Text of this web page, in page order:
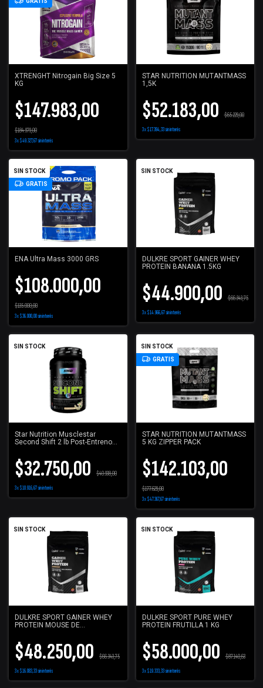
XTRENGHT Nitrogain Big Size 5
KG
$147.983,00
$184.979,00
3x$49.327,67sin interés
STAR NUTRITION MUTANTMASS
1,5K
$52.183,00 $65.229,00
3x$17.394,33sin interés
SIN STOCK
GRATIS
ENA Ultra Mass 3000 GRS
$108.000,00
$135.000,00
3x$36.000,00sin interés
SIN STOCK
DULKRE SPORT GAINER WHEY
PROTEIN BANANA 1.5KG
$44.900,00 $66.343,75
3x$14.966,67sin interés
SIN STOCK
Star Nutrition Musclestar
Second Shift 2 lb Post-Entreno
$32.750,00 $40.938,00
3x$10.916,67sin interés
SIN STOCK
GRATIS
STAR NUTRITION MUTANTMASS
5 KG ZIPPER PACK
$142.103,00
$177.629,00
3x$47.367,67sin interés
SIN STOCK
DULKRE SPORT GAINER WHEY
PROTEIN MOUSE DE
$48.250,00 $66.343,75
3x$16.083,33sin interés
SIN STOCK
DULKRE SPORT PURE WHEY
PROTEIN FRUTILLA 1 KG
$58.000,00 $87.140,63
3x$19.333,33sin interés